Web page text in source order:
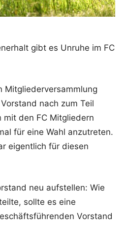
gibt es Unruhe im FC
Mitgliederversammlung
nach zum Teil
mit den FC Mitgliedern
für eine Wahl anzutreten.
eigentlich für diesen
neu aufstellen: Wie
sollte es eine
Vorstand